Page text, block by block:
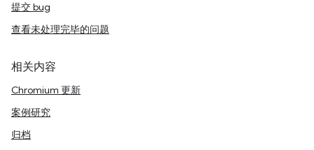
提交 bug
查看未处理完毕的问题
相关内容
Chromium 更新
案例研究
归档